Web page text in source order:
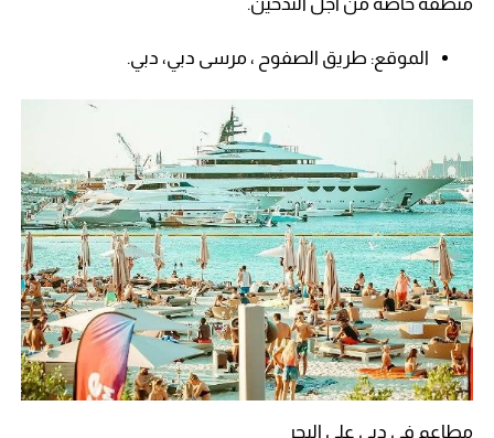
الموقع: طريق الصفوح ، مرسى دبي، دبي.
مطاعم في دبي على البحر